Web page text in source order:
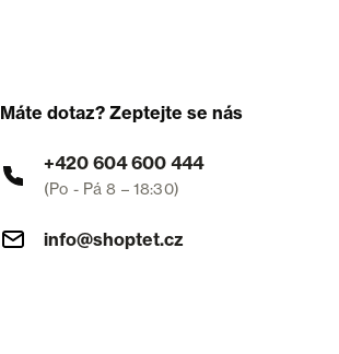
Máte dotaz? Zeptejte se nás
+420 604 600 444
(Po - Pá 8 – 18:30)
info@shoptet.cz